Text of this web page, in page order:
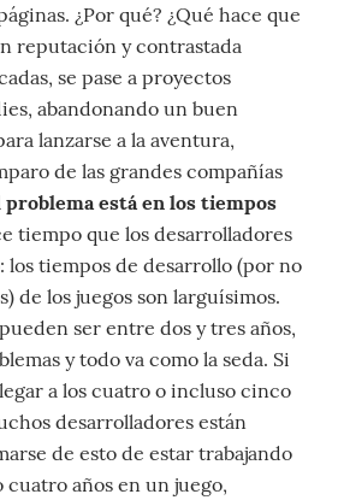
¿Por qué? ¿Qué hace que
reputación y contrastada
se pase a proyectos
abandonando un buen
lanzarse a la aventura,
de las grandes compañías
problema está en los tiempos
tiempo que los desarrolladores
los tiempos de desarrollo (por no
de los juegos son larguísimos.
ser entre dos y tres años,
y todo va como la seda. Si
a los cuatro o incluso cinco
desarrolladores están
de esto de estar trabajando
años en un juego,